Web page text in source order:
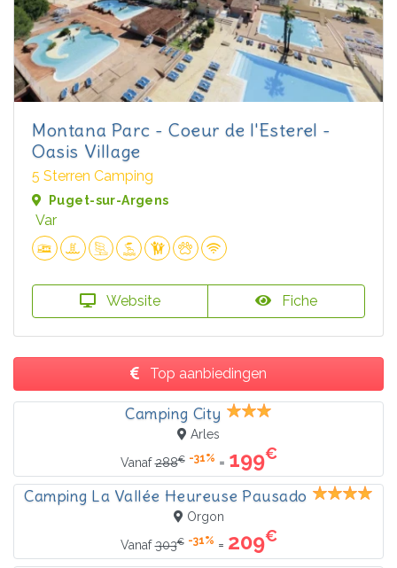
Montana Parc - Coeur de l'Esterel -
Oasis Village
5 Sterren Camping
Puget-sur-Argens
Var
Website Fiche
Top aanbiedingen
Camping City
Arles
Vanaf288€ -31% = 199€
Camping La Vallée Heureuse Pausado
Orgon
Vanaf303€ -31% = 209€